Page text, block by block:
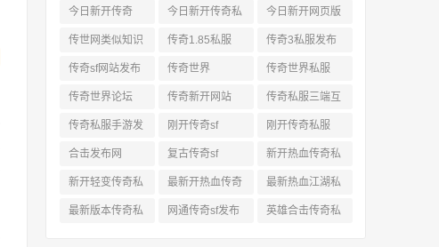
今日新开传奇
今日新开传奇私
服发布网
今日新开网页版
传奇
传世网类似知识 传奇1.85私服
传奇3私服发布
网站
传奇sf网站发布
网
传奇世界 传奇世界私服
传奇世界论坛 传奇新开网站
传奇私服三端互
通
传奇私服手游发
布网三端
刚开传奇sf 刚开传奇私服
合击发布网 复古传奇sf
新开热血传奇私
服网
新开轻变传奇私
服
最新开热血传奇
私服
最新热血江湖私
服
最新版本传奇私
网通传奇sf发布
英雄合击传奇私